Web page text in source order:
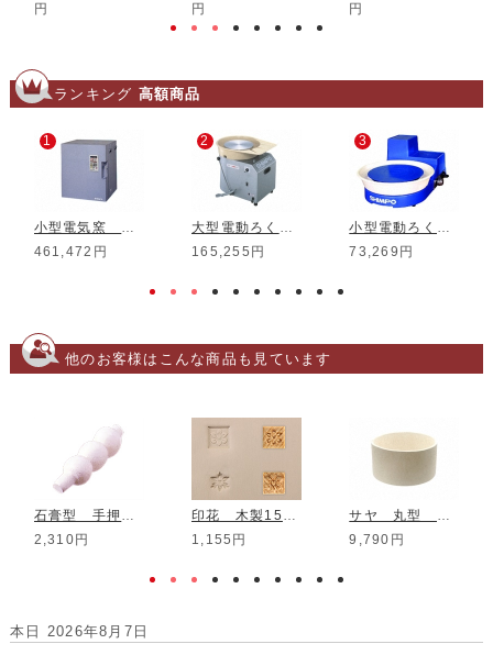
円
円
円
ランキング 高額商品
1
小型電気窯 DMT-01
461,472円
2
大型電動ろくろ RK-3D
165,255円
3
小型電動ろくろ RK-5T
73,269円
他のお客様はこんな商品も見ています
石膏型 手押し用 箸置き FO-22
2,310円
印花 木製15mm SSS-101
1,155円
サヤ 丸型 底付き 内寸φ280*150mm
9,790円
本日 2026年8月7日